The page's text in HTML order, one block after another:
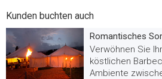
Kunden buchten auch
Romantisches
Verwöhnen Sie
köstlichen
Ambiente